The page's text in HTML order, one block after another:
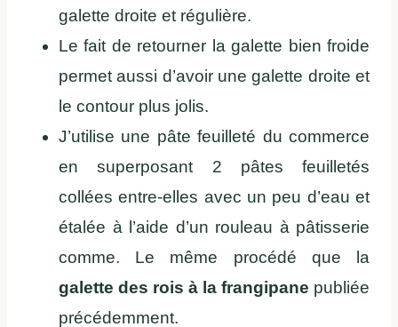
galette droite et régulière.
Le fait de retourner la galette bien froide
permet aussi d’avoir une galette droite et
le contour plus jolis.
J’utilise une pâte feuilleté du commerce
en superposant 2 pâtes feuilletés
collées entre-elles avec un peu d’eau et
étalée à l’aide d’un rouleau à pâtisserie
comme. Le même procédé que la
galette des rois à la frangipane publiée
précédemment.